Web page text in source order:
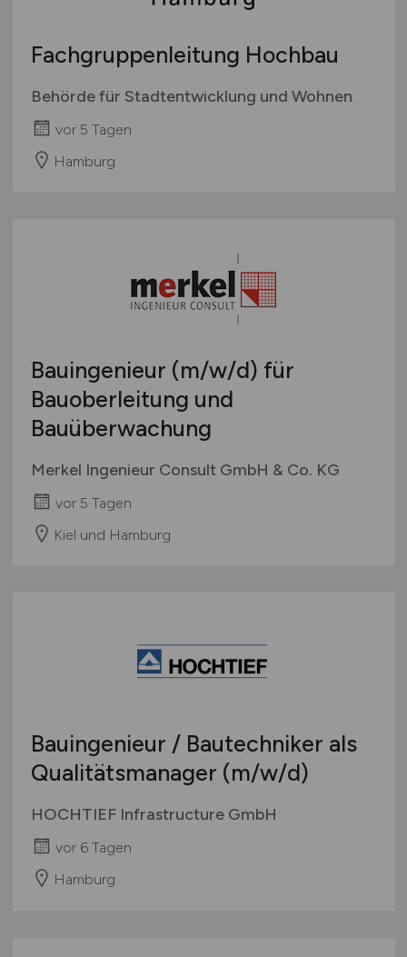
Fachgruppenleitung Hochbau
Behörde für Stadtentwicklung und Wohnen
vor 5 Tagen
Hamburg
Bauingenieur (m/w/d) für
Bauoberleitung und
Bauüberwachung
Merkel Ingenieur Consult GmbH & Co. KG
vor 5 Tagen
Kiel und Hamburg
Bauingenieur / Bautechniker als
Qualitätsmanager (m/w/d)
HOCHTIEF Infrastructure GmbH
vor 6 Tagen
Hamburg